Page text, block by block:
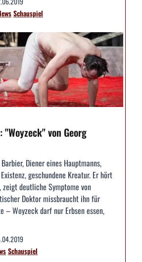
Schauspiel
von Georg
Diener eines Hauptmanns,
geschundene Kreatur. Er hört
deutliche Symptome von
Doktor missbraucht ihn für
– Woyzeck darf nur Erbsen essen,
Schauspiel